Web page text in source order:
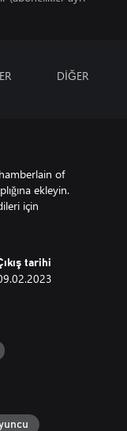
DİĞER
of
ekleyin.
için
tarihi